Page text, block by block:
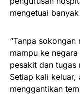
mengetuai
“Tanpa sokongan
mampu ke
pesakit dan tugas
Setiap kali keluar,
menggantikan